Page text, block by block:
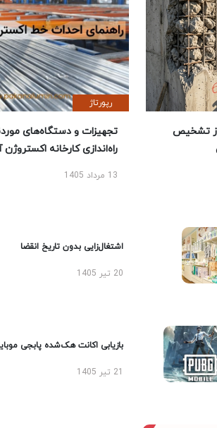
تشخیص
رپورتاژ
تجهیزات و دستگاه‌های
راه‌اندازی کارخانه اکستروژن
13 مرداد 1405
اشتغال‌زایی بدون تاریخ انقضا
20 تیر 1405
بازیابی اکانت هک‌شده پابجی موبایل